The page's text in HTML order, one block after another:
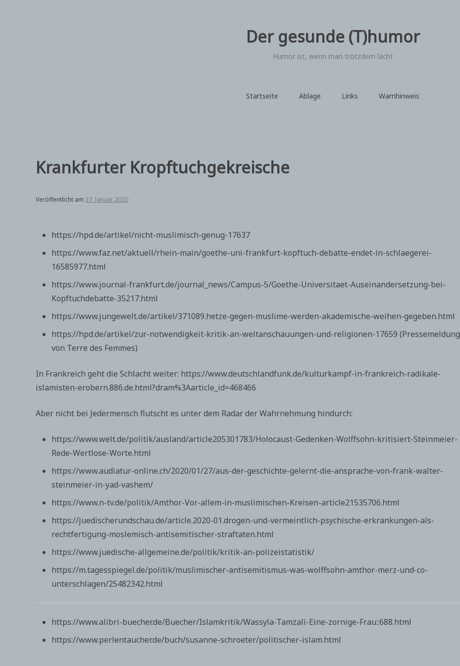
Der gesunde (T)humor
Humor ist, wenn man trotzdem lacht
Startseite Ablage Links Warnhinweis
Krankfurter Kropftuchgekreische
Veröffentlicht am 27. Januar 2020
https://hpd.de/artikel/nicht-muslimisch-genug-17637
https://www.faz.net/aktuell/rhein-main/goethe-uni-frankfurt-kopftuch-debatte-endet-in-schlaegerei-
16585977.html
https://www.journal-frankfurt.de/journal_news/Campus-5/Goethe-Universitaet-Auseinandersetzung-bei-
Kopftuchdebatte-35217.html
https://www.jungewelt.de/artikel/371089.hetze-gegen-muslime-werden-akademische-weihen-gegeben.html
https://hpd.de/artikel/zur-notwendigkeit-kritik-an-weltanschauungen-und-religionen-17659 (Pressemeldung
von Terre des Femmes)
In Frankreich geht die Schlacht weiter: https://www.deutschlandfunk.de/kulturkampf-in-frankreich-radikale-
islamisten-erobern.886.de.html?dram%3Aarticle_id=468466
Aber nicht bei Jedermensch flutscht es unter dem Radar der Wahrnehmung hindurch:
https://www.welt.de/politik/ausland/article205301783/Holocaust-Gedenken-Wolffsohn-kritisiert-Steinmeier-
Rede-Wertlose-Worte.html
https://www.audiatur-online.ch/2020/01/27/aus-der-geschichte-gelernt-die-ansprache-von-frank-walter-
steinmeier-in-yad-vashem/
https://www.n-tv.de/politik/Amthor-Vor-allem-in-muslimischen-Kreisen-article21535706.html
https://juedischerundschau.de/article.2020-01.drogen-und-vermeintlich-psychische-erkrankungen-als-
rechtfertigung-moslemisch-antisemitischer-straftaten.html
https://www.juedische-allgemeine.de/politik/kritik-an-polizeistatistik/
https://m.tagesspiegel.de/politik/muslimischer-antisemitismus-was-wolffsohn-amthor-merz-und-co-
unterschlagen/25482342.html
https://www.alibri-buecher.de/Buecher/Islamkritik/Wassyla-Tamzali-Eine-zornige-Frau::688.html
https://www.perlentaucher.de/buch/susanne-schroeter/politischer-islam.html